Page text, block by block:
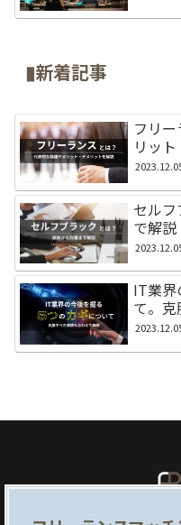
▮新着記事
フリ
リッ
セル
で解説
IT業界
て。